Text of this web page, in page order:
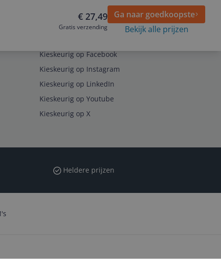
€ 27,49
Gratis verzending
Ga naar goedkoopste
Bekijk alle prijzen
Kieskeurig op Facebook
Kieskeurig op Instagram
Kieskeurig op LinkedIn
Kieskeurig op Youtube
Kieskeurig op X
Heldere prijzen